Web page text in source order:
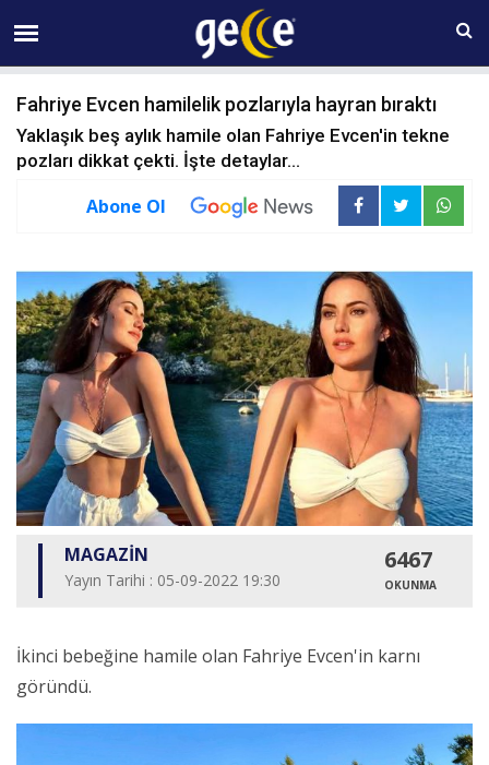
09 AĞUSTOS Pazar 06:29
Fahriye Evcen hamilelik pozlarıyla hayran bıraktı
Yaklaşık beş aylık hamile olan Fahriye Evcen'in tekne
pozları dikkat çekti. İşte detaylar...
Abone Ol
MAGAZİN
Yayın Tarihi : 05-09-2022 19:30
6467
OKUNMA
İkinci bebeğine hamile olan Fahriye Evcen'in karnı
göründü.